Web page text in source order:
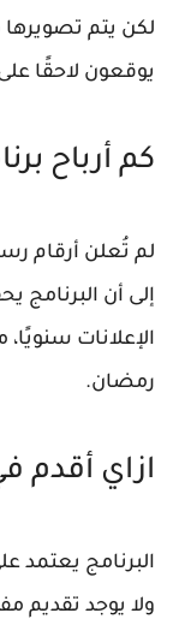
لكن يتم تصويرها
يوقعون لاحقًا
كم أرباح
لم تُعلن أرقام
إلى أن البرنامج
الإعلانات
رمضان.
ازاي أقدم
البرنامج يعتمد
ولا يوجد تقديم